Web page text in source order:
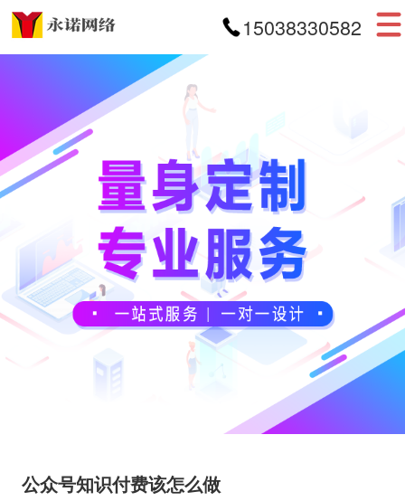
15038330582
首页
APP开发
小程序开发
案例展示
新闻资讯
关于我们
公众号知识付费该怎么做